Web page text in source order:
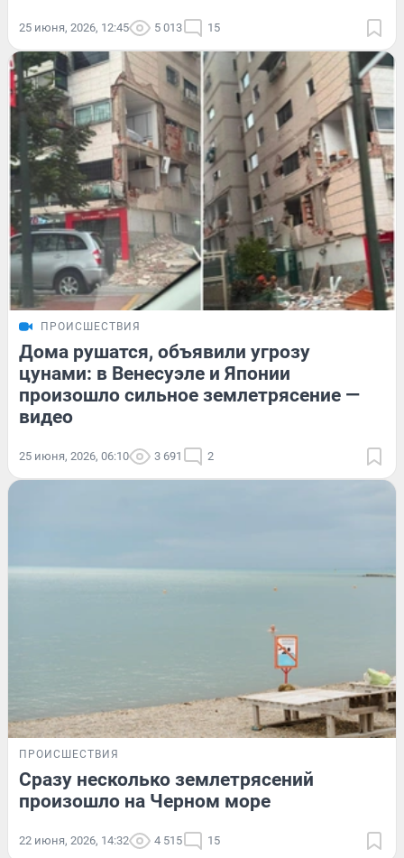
25 июня, 2026, 12:45 5 013 15
ПРОИСШЕСТВИЯ
Дома рушатся, объявили угрозу
цунами: в Венесуэле и Японии
произошло сильное землетрясение —
видео
25 июня, 2026, 06:10 3 691 2
ПРОИСШЕСТВИЯ
Сразу несколько землетрясений
произошло на Черном море
22 июня, 2026, 14:32 4 515 15